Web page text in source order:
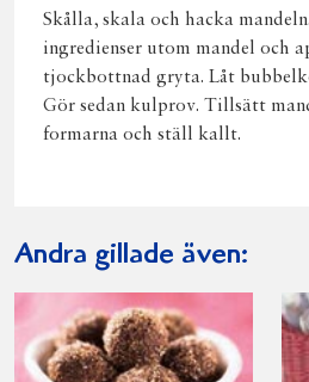
Skålla, skala och hacka
ingredienser utom mandel och
tjockbottnad gryta. Låt
Gör sedan kulprov. Tillsätt
formarna och ställ kallt.
Andra gillade även: